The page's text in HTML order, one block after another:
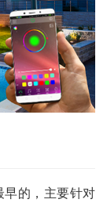
早的，主要针对